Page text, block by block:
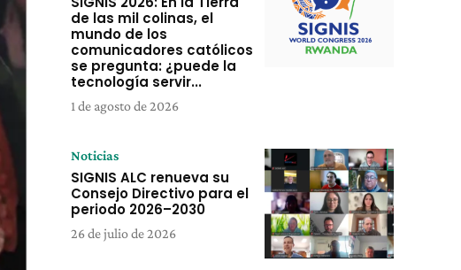
de las mil colinas, el
mundo de los
comunicadores católicos
se pregunta: ¿puede la
tecnología servir...
1 de agosto de 2026
Noticias
SIGNIS ALC renueva su
Consejo Directivo para el
periodo 2026–2030
26 de julio de 2026